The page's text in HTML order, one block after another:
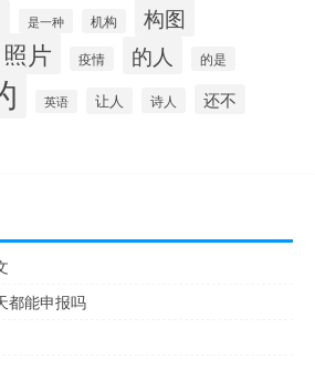
是一种 机构 构图
照片 疫情 的人 的是
英语 让人 诗人
还不
都能申报吗